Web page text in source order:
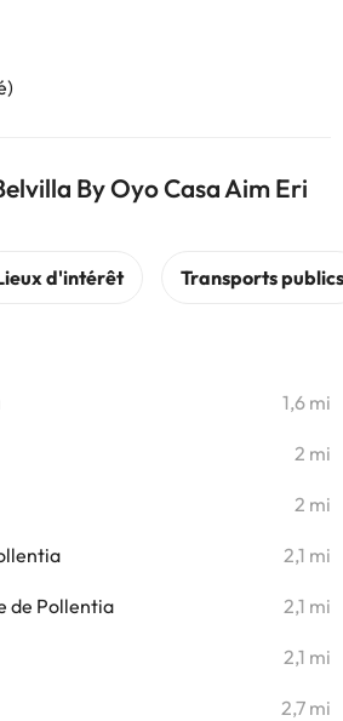
By Oyo Casa Aim Eri
1,6 mi
2 mi
2 mi
2,1 mi
de Pollentia 2,1 mi
2,1 mi
2,7 mi